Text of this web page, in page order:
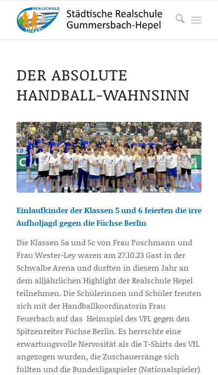
DER ABSOLUTE
HANDBALL-WAHNSINN
Einlaufkinder der Klassen 5 und 6 feierten die irre
Aufholjagd gegen die Füchse Berlin
Die Klassen 5a und 5c von Frau Poschmann und
Frau Wester-Ley waren am 27.10.23 Gast in der
Schwalbe Arena und durften in diesem Jahr an
dem alljährlichen Highlight der Realschule Hepel
teilnehmen. Die Schülerinnen und Schüler freuten
sich mit der Handballkoordinatorin Frau
Feuerbach auf das Heimspiel des VFL gegen den
Spitzenreiter Füchse Berlin. Es herrschte eine
erwartungsvolle Nervosität als die T-Shirts des VfL
angezogen wurden, die Zuschauerränge sich
füllten und die Bundesligaspieler (Nationalspieler)